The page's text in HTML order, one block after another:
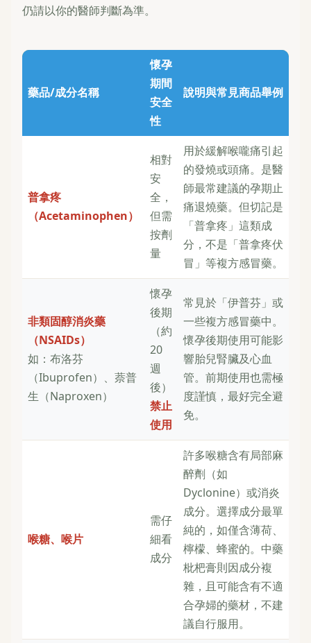
仍請以你的醫師判斷為準。
藥品/成分名稱
懷孕
期間
安全
性
說明與常見商品舉例
普拿疼
（Acetaminophen）
相對
安
全，
但需
按劑
量
用於緩解喉嚨痛引起
的發燒或頭痛。是醫
師最常建議的孕期止
痛退燒藥。但切記是
「普拿疼」這類成
分，不是「普拿疼伏
冒」等複方感冒藥。
非類固醇消炎藥
（NSAIDs）
如：布洛芬
（Ibuprofen）、萘普
生（Naproxen）
懷孕
後期
（約
20
週
後）
禁止
使用
常見於「伊普芬」或
一些複方感冒藥中。
懷孕後期使用可能影
響胎兒腎臟及心血
管。前期使用也需極
度謹慎，最好完全避
免。
喉糖、喉片
需仔
細看
成分
許多喉糖含有局部麻
醉劑（如
Dyclonine）或消炎
成分。選擇成分最單
純的，如僅含薄荷、
檸檬、蜂蜜的。中藥
枇杷膏則因成分複
雜，且可能含有不適
合孕婦的藥材，不建
議自行服用。